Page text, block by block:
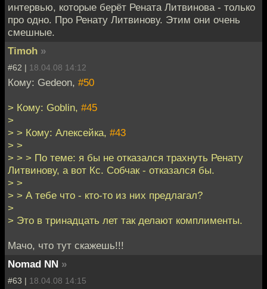
интервью, которые берёт Рената Литвинова - только
про одно. Про Ренату Литвинову. Этим они очень
смешные.
Timoh »
#62 | 18.04.08 14:12
Кому: Gedeon, #50
> Кому: Goblin, #45
>
> > Кому: Алексейка, #43
> >
> > > По теме: я бы не отказался трахнуть Ренату
Литвинову, а вот Кс. Собчак - отказался бы.
> >
> > А тебе что - кто-то из них предлагал?
>
> Это в тринадцать лет так делают комплименты.
Мачо, что тут скажешь!!!
Nomad NN »
#63 | 18.04.08 14:15